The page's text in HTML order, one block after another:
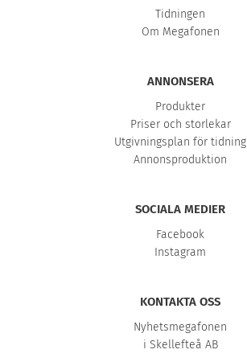
Tidningen
Om Megafonen
ANNONSERA
Produkter
Priser och storlekar
Utgivningsplan för tidning
Annonsproduktion
SOCIALA MEDIER
Facebook
Instagram
KONTAKTA OSS
Nyhetsmegafonen
i Skellefteå AB